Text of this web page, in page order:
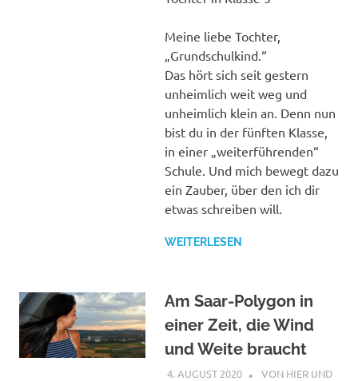
Meine liebe Tochter,
„Grundschulkind.“
Das hört sich seit gestern
unheimlich weit weg und
unheimlich klein an. Denn nun
bist du in der fünften Klasse,
in einer „weiterführenden“
Schule. Und mich bewegt dazu
ein Zauber, über den ich dir
etwas schreiben will.
WEITERLESEN
Am Saar-Polygon in
einer Zeit, die Wind
und Weite braucht
4. AUGUST 2020 STEPHAN
VON HIER UND